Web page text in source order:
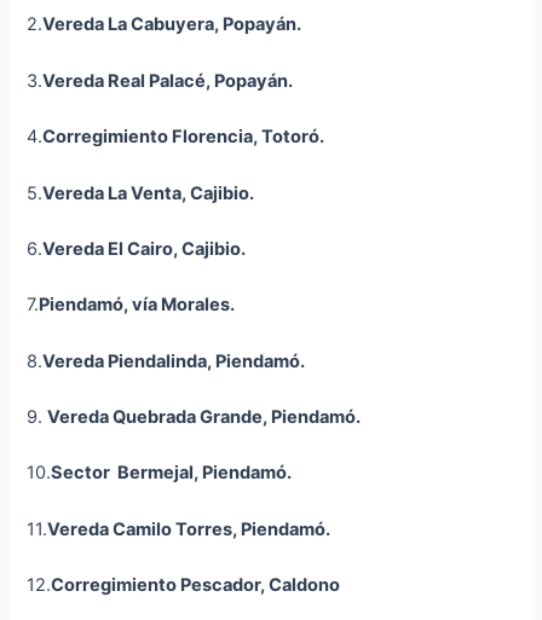
2.Vereda La Cabuyera, Popayán.
3.Vereda Real Palacé, Popayán.
4.Corregimiento Florencia, Totoró.
5.Vereda La Venta,Cajibio.
6.Vereda El Cairo,Cajibio.
7.Piendamó, vía Morales.
8.Vereda Piendalinda, Piendamó.
9.Vereda Quebrada Grande, Piendamó.
10.Sector Bermejal, Piendamó.
11.Vereda Camilo Torres, Piendamó.
12.Corregimiento Pescador,Caldono